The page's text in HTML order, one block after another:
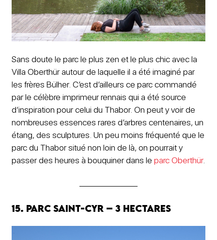
Sans doute le parc le plus zen et le plus chic avec la
Villa Oberthür autour de laquelle il a été imaginé par
les frères Bülher. C’est d’ailleurs ce parc commandé
par le célèbre imprimeur rennais qui a été source
d’inspiration pour celui du Thabor. On peut y voir de
nombreuses essences rares d’arbres centenaires, un
étang, des sculptures. Un peu moins fréquenté que le
parc du Thabor situé non loin de là, on pourrait y
passer des heures à bouquiner dans le parc Oberthür.
15. Parc Saint-Cyr – 3 hectares